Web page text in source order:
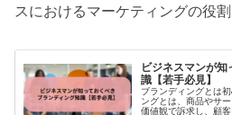
スにおけるマーケティングの役
ビジネスマンが
識【若手必見】
ブランディングとは
ングとは、商品やサ
価値観で訴求し、顧